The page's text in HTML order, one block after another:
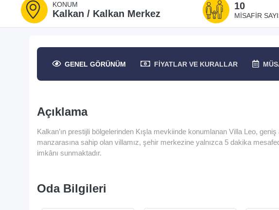
KONUM
Kalkan / Kalkan Merkez
10
MISAFIR
GENEL GÖRÜNÜM FIYATLAR VE KURALLAR
Açıklama
Kalkan’ın prestijli bölgelerinden Kışla mevkiinde konumlanan Villa Leo,
manzarasına sahip olan villamız, şehir merkezine yalnızca 5 dakika
imkânı sunmaktadır.
Oda Bilgileri